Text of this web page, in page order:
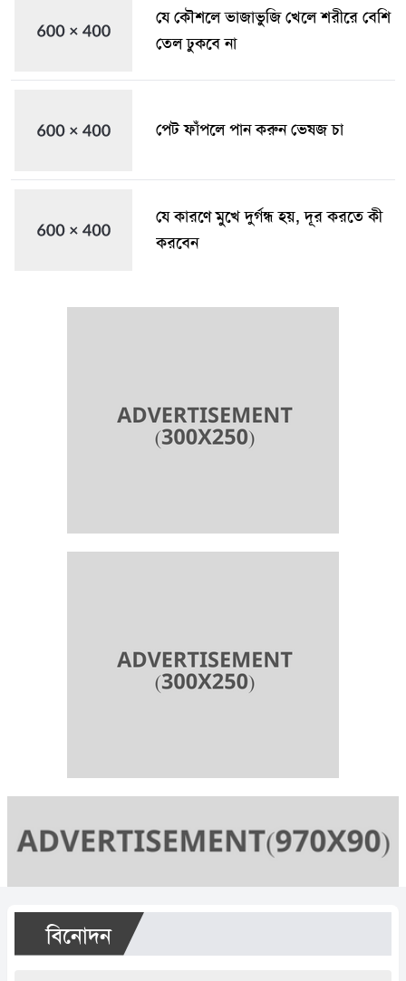
যে কৌশলে ভাজাভুজি খেলে শরীরে বেশি
তেল ঢুকবে না
পেট ফাঁপলে পান করুন ভেষজ চা
যে কারণে মুখে দুর্গন্ধ হয়, দূর করতে কী
করবেন
বিনোদন